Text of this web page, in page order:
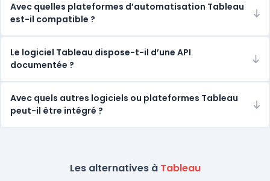
Avec quelles plateformes d’automatisation Tableau
est-il compatible ?
Le logiciel Tableau dispose-t-il d’une API
documentée ?
Avec quels autres logiciels ou plateformes Tableau
peut-il être intégré ?
Les alternatives à Tableau